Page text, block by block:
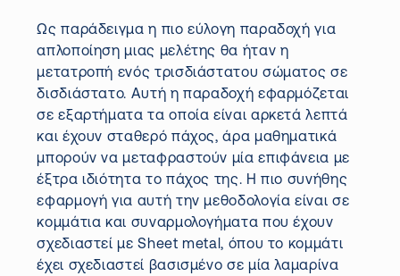
Ως παράδειγμα η πιο εύλογη παραδοχή για
απλοποίηση μιας μελέτης θα ήταν η
μετατροπή ενός τρισδιάστατου σώματος σε
δισδιάστατο. Αυτή η παραδοχή εφαρμόζεται
σε εξαρτήματα τα οποία είναι αρκετά λεπτά
και έχουν σταθερό πάχος, άρα μαθηματικά
μπορούν να μεταφραστούν μία επιφάνεια με
έξτρα ιδιότητα το πάχος της. Η πιο συνήθης
εφαρμογή για αυτή την μεθοδολογία είναι σε
κομμάτια και συναρμολογήματα που έχουν
σχεδιαστεί με Sheet metal, όπου το κομμάτι
έχει σχεδιαστεί βασισμένo σε μία λαμαρίνα